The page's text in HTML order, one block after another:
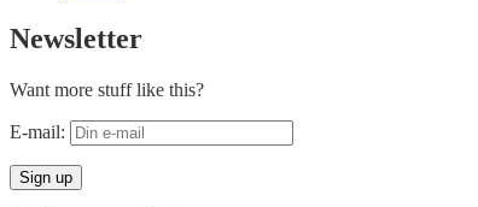
Newsletter
Want more stuff like this?
E-mail: